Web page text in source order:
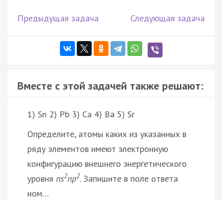
Предыдущая задача Следующая задача
Вместе с этой задачей также решают:
1) Sn 2) Pb 3) Ca 4) Ba 5) Sr
Определите, атомы каких из указанных в
ряду элементов имеют электронную
конфигурацию внешнего энергетического
уровня ns2np2. Запишите в поле ответа
ном…